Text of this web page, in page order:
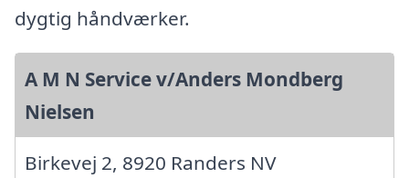
dygtig håndværker.
A M N Service v/Anders Mondberg
Nielsen
Birkevej 2, 8920 Randers NV